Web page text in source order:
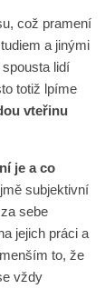
což pramení
a jinými
lidí
totiž lpíme
vteřinu
je a co
subjektivní
sebe
jejich práci a
to, že
vždy